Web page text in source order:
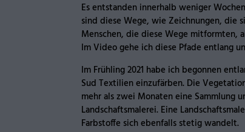
Es entstanden innerhalb weniger
sind diese Wege, wie Zeichnungen, die
Menschen, die diese Wege mitformten,
Im Video gehe ich diese Pfade entlang
Im Frühling 2021 habe ich begonnen
Sud Textilien einzufärben. Die
mehr als zwei Monaten eine Sammlung
Landschaftsmalerei. Eine
Farbstoffe sich ebenfalls stetig wandelt.